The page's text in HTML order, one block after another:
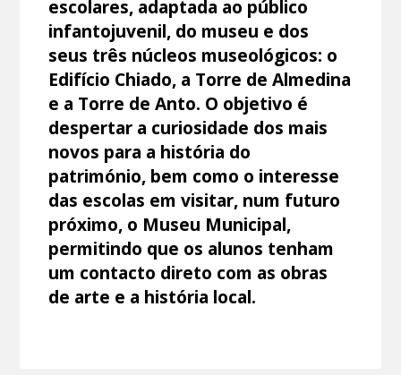
escolares, adaptada ao público
infantojuvenil, do museu e dos
seus três núcleos museológicos: o
Edifício Chiado, a Torre de Almedina
e a Torre de Anto. O objetivo é
despertar a curiosidade dos mais
novos para a história do
património, bem como o interesse
das escolas em visitar, num futuro
próximo, o Museu Municipal,
permitindo que os alunos tenham
um contacto direto com as obras
de arte e a história local.